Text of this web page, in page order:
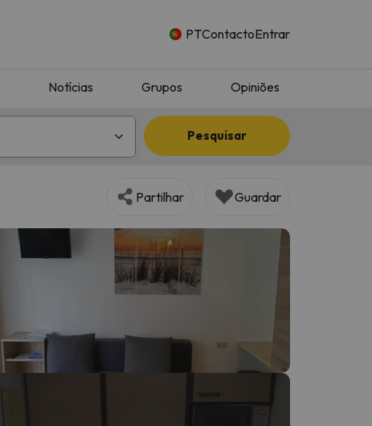
PTContactoEntrar
Notícias Grupos Opiniões
Pesquisar
Partilhar Guardar